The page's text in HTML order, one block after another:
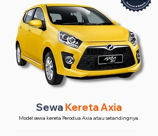
Sewa Kereta Axia
Model sewa kereta Perodua Axia atau setandingnya.